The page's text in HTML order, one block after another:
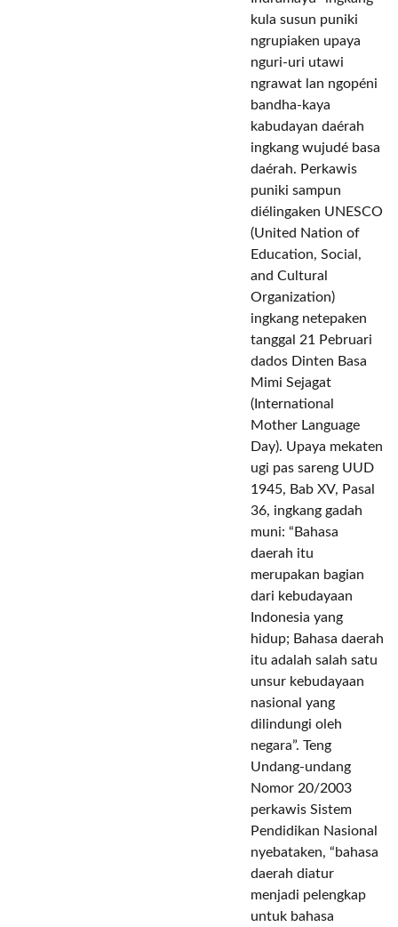
kula susun puniki
ngrupiaken upaya
nguri-uri utawi
ngrawat lan ngopéni
bandha-kaya
kabudayan daérah
ingkang wujudé basa
daérah. Perkawis
puniki sampun
diélingaken UNESCO
(United Nation of
Education, Social,
and Cultural
Organization)
ingkang netepaken
tanggal 21 Pebruari
dados Dinten Basa
Mimi Sejagat
(International
Mother Language
Day). Upaya mekaten
ugi pas sareng UUD
1945, Bab XV, Pasal
36, ingkang gadah
muni: “Bahasa
daerah itu
merupakan bagian
dari kebudayaan
Indonesia yang
hidup; Bahasa daerah
itu adalah salah satu
unsur kebudayaan
nasional yang
dilindungi oleh
negara”. Teng
Undang-undang
Nomor 20/2003
perkawis Sistem
Pendidikan Nasional
nyebataken, “bahasa
daerah diatur
menjadi pelengkap
untuk bahasa